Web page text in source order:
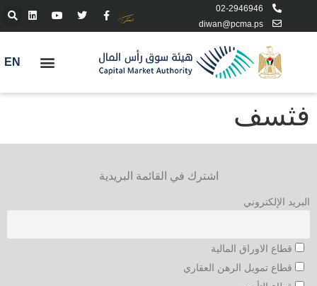
02-2946946
diwan@pcma.ps
EN
فثسف
اشترك في القائمة البريدية
البريد الإلكتروني
قطاع الاوراق المالية
قطاع تمويل الرهن العقاري